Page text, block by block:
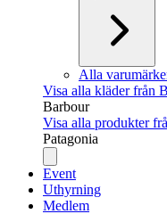
Alla
Visa alla kläder från
Barbour
Visa alla produkter
Patagonia
Event
Uthyrning
Medlem